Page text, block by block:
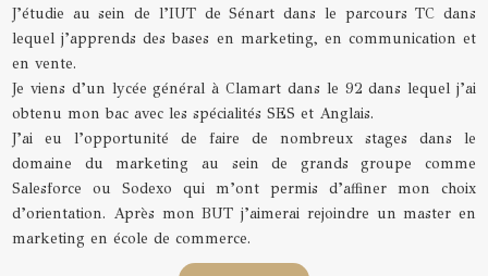
J’étudie au sein de l’IUT de Sénart dans le parcours TC dans
lequel j’apprends des bases en marketing, en communication et
en vente.
Je viens d’un lycée général à Clamart dans le 92 dans lequel j’ai
obtenu mon bac avec les spécialités SES et Anglais.
J’ai eu l’opportunité de faire de nombreux stages dans le
domaine du marketing au sein de grands groupe comme
Salesforce ou Sodexo qui m’ont permis d’affiner mon choix
d’orientation. Après mon BUT j’aimerai rejoindre un master en
marketing en école de commerce.